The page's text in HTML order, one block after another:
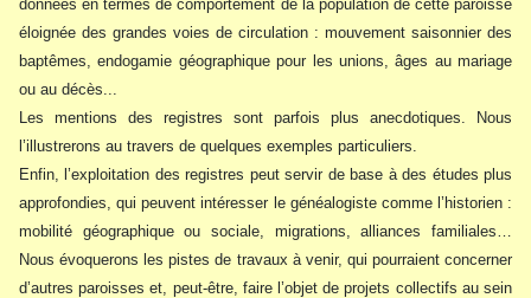
données en termes de comportement de la population de cette paroisse
éloignée des grandes voies de circulation : mouvement saisonnier des
baptêmes, endogamie géographique pour les unions, âges au mariage
ou au décès...
Les mentions des registres sont parfois plus anecdotiques. Nous
l’illustrerons au travers de quelques exemples particuliers.
Enfin, l’exploitation des registres peut servir de base à des études plus
approfondies, qui peuvent intéresser le généalogiste comme l’historien :
mobilité géographique ou sociale, migrations, alliances familiales…
Nous évoquerons les pistes de travaux à venir, qui pourraient concerner
d’autres paroisses et, peut-être, faire l’objet de projets collectifs au sein